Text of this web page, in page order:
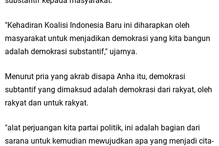
Menuju Indonesia Emas 2045
Reses Anggota DPRD Jabar M. Rizky di Desa Cibitung Wetan: Serap
Aspirasi Petani dan Warga
Hari Jadi Pertama PHIGMA: Advokat dan LBH Perkuat Soliditas di
Pemdes Cibanteng Salurkan PMT: Cegah Stunting, Perkuat Gizi Balita
"Kehadiran Koalisi Indonesia Baru ini diharapkan oleh
masyarakat untuk menjadikan demokrasi yang kita bangun
adalah demokrasi substantif," ujarnya.
Menurut pria yang akrab disapa Anha itu, demokrasi
subtantif yang dimaksud adalah demokrasi dari rakyat, oleh
rakyat dan untuk rakyat.
"alat perjuangan kita partai politik, ini adalah bagian dari
sarana untuk kemudian mewujudkan apa yang menjadi cita-